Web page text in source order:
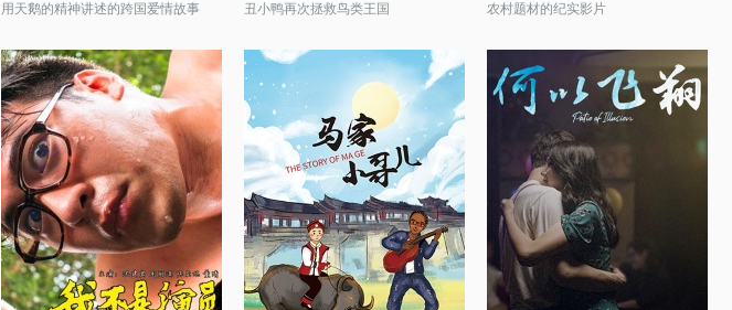
用天鹅的精神讲述的跨国爱情故事 丑小鸭再次拯救鸟类王国 农村题材的纪实影片